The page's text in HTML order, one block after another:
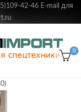
42-46 E-mail для
0